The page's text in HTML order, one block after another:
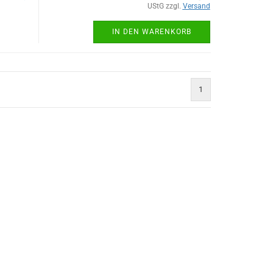
UStG zzgl. Versand
IN DEN WARENKORB
1